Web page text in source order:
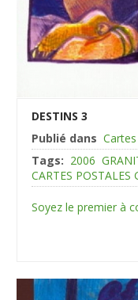
DESTINS 3
Publié dans
Tags: 2006
CARTES POSTALES
Soyez le premier à